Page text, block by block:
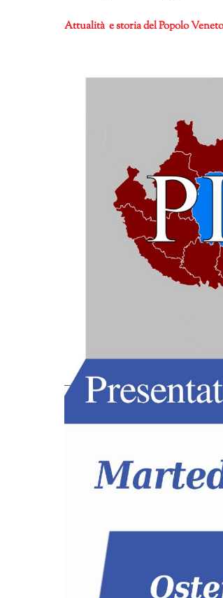
Attualità e storia del Popolo Veneto